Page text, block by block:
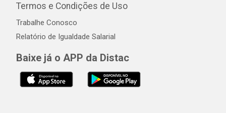
Termos e Condições de Uso
Trabalhe Conosco
Relatório de Igualdade Salarial
Baixe já o APP da Distac